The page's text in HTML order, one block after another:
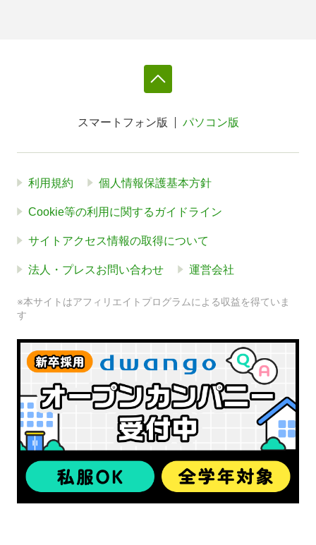
スマートフォン版 パソコン版
利用規約 個人情報保護基本方針
Cookie等の利用に関するガイドライン
サイトアクセス情報の取得について
法人・プレスお問い合わせ 運営会社
※本サイトはアフィリエイトプログラムによる収益を得ていま
す